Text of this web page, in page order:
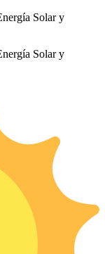
Solar y
Solar y